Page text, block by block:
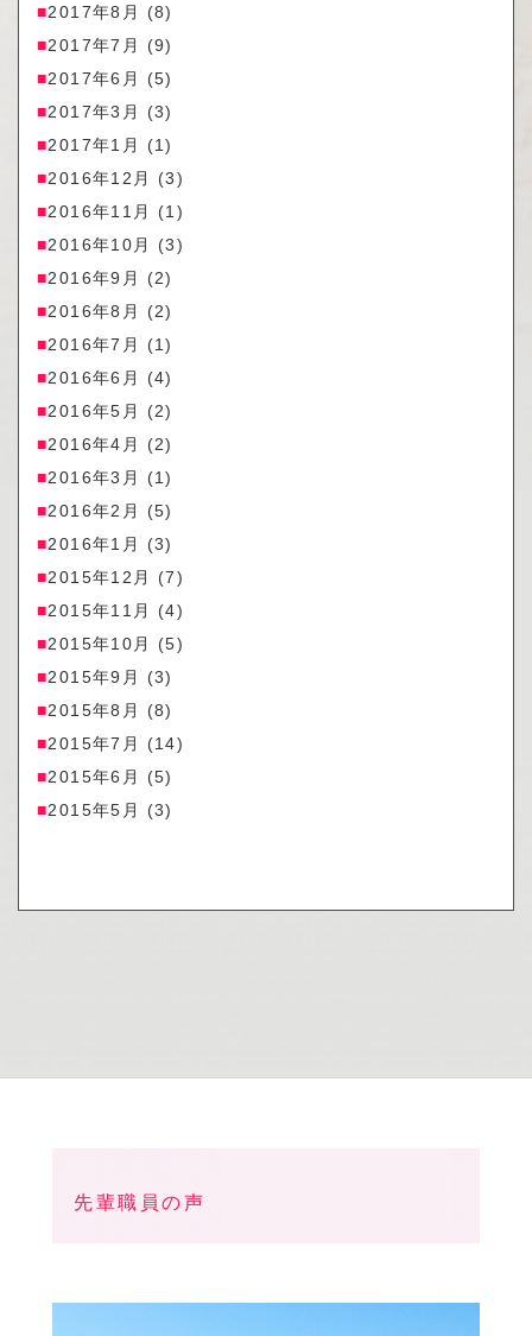
2017年8月
(8)
2017年7月
(9)
2017年6月
(5)
2017年3月
(3)
2017年1月
(1)
2016年12月
(3)
2016年11月
(1)
2016年10月
(3)
2016年9月
(2)
2016年8月
(2)
2016年7月
(1)
2016年6月
(4)
2016年5月
(2)
2016年4月
(2)
2016年3月
(1)
2016年2月
(5)
2016年1月
(3)
2015年12月
(7)
2015年11月
(4)
2015年10月
(5)
2015年9月
(3)
2015年8月
(8)
2015年7月
(14)
2015年6月
(5)
2015年5月
(3)
先輩職員の声